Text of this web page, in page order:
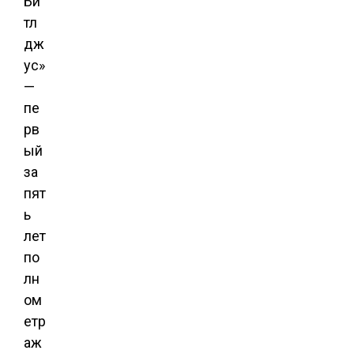
тл
дж
ус»
—
пе
рв
ый
за
пят
ь
лет
по
лн
ом
етр
аж